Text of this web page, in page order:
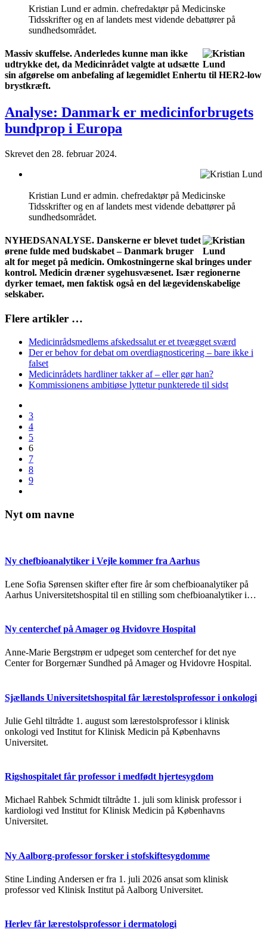
Kristian Lund er admin. chefredaktør på Medicinske
Tidsskrifter og en af landets mest vidende debattører på
sundhedsområdet.
Massiv skuffelse. Anderledes kunne man ikke
udtrykke det, da Medicinrådet valgte at udsætte
sin afgørelse om anbefaling af lægemidlet Enhertu til HER2-low
brystkræft.
Analyse: Danmark er medicinforbrugets
bundprop i Europa
Skrevet den 28. februar 2024.
Kristian Lund er admin. chefredaktør på Medicinske
Tidsskrifter og en af landets mest vidende debattører på
sundhedsområdet.
NYHEDSANALYSE. Danskerne er blevet tudet
ørene fulde med budskabet – Danmark bruger
alt for meget på medicin. Omkostningerne skal bringes under
kontrol. Medicin dræner sygehusvæsenet. Især regionerne
dyrker temaet, men faktisk også en del lægevidenskabelige
selskaber.
Flere artikler …
Medicinrådsmedlems afskedssalut er et tveægget sværd
Der er behov for debat om overdiagnosticering – bare ikke i
falset
Medicinrådets hardliner takker af – eller gør han?
Kommissionens ambitiøse lyttetur punkterede til sidst
3
4
5
6
7
8
9
Nyt om navne
Ny chefbioanalytiker i Vejle kommer fra Aarhus
Lene Sofia Sørensen skifter efter fire år som chefbioanalytiker på
Aarhus Universitetshospital til en stilling som chefbioanalytiker i…
Ny centerchef på Amager og Hvidovre Hospital
Anne-Marie Bergstrøm er udpeget som centerchef for det nye
Center for Borgernær Sundhed på Amager og Hvidovre Hospital.
Sjællands Universitetshospital får lærestolsprofessor i onkologi
Julie Gehl tiltrådte 1. august som lærestolsprofessor i klinisk
onkologi ved Institut for Klinisk Medicin på Københavns
Universitet.
Rigshospitalet får professor i medfødt hjertesygdom
Michael Rahbek Schmidt tiltrådte 1. juli som klinisk professor i
kardiologi ved Institut for Klinisk Medicin på Københavns
Universitet.
Ny Aalborg-professor forsker i stofskiftesygdomme
Stine Linding Andersen er fra 1. juli 2026 ansat som klinisk
professor ved Klinisk Institut på Aalborg Universitet.
Herlev får lærestolsprofessor i dermatologi